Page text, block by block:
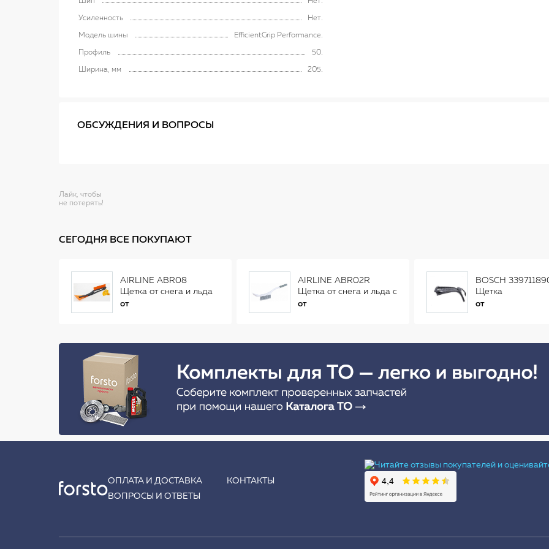
Усиленность Нет
Модель шины EfficientGrip Performance
Профиль 50
Ширина, мм 205
ОБСУЖДЕНИЯ И ВОПРОСЫ
Лайк, чтобы
не потерять!
СЕГОДНЯ ВСЕ ПОКУПАЮТ
AIRLINE ABR08
Щетка от снега и льда
(34 см)
от
AIRLINE ABR02R
Щетка от снега и льда с
распушенной щетиной
от
BOSCH
Щетка
стеклоочистителя
от
ОПЛАТА И ДОСТАВКА
КОНТАКТЫ
ВОПРОСЫ И ОТВЕТЫ